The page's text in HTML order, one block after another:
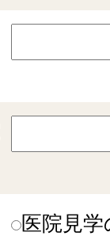
医院見